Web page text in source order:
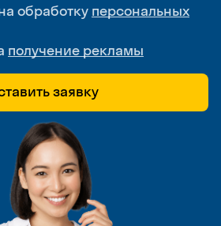
обработку персональных
получение рекламы
заявку